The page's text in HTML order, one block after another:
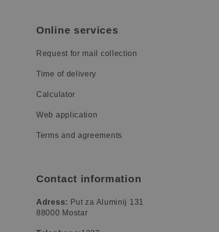
Online services
Request for mail collection
Time of delivery
Calculator
Web application
Terms and agreements
Contact information
Adress: Put za Aluminij 131
88000 Mostar